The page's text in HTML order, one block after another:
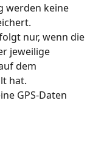
werden keine
nur, wenn die
jeweilige
dem
hat.
GPS-Daten